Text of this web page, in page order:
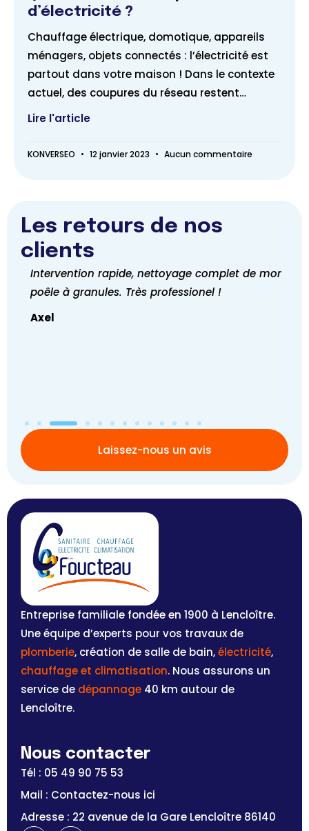
d’électricité ?
Chauffage électrique, domotique, appareils
ménagers, objets connectés : l’électricité est
partout dans votre maison ! Dans le contexte
actuel, des coupures du réseau restent
possibles
Lire l'article
KONVERSEO 12 janvier 2023 Aucun commentaire
Les retours de nos
clients
Intervention rapide, nettoyage complet de mon
poêle à granules. Très professionel !
Axel
Laissez-nous un avis
Entreprise familiale fondée en 1900 à Lencloître.
Une équipe d’experts pour vos travaux de
plomberie, création de salle de bain,électricité,
chauffage et climatisation. Nous assurons un
service de dépannage 40 km autour de
Lencloître.
Nous contacter
Tél : 05 49 90 75 53
Mail : Contactez-nous ici
Adresse : 22 avenue de la Gare Lencloître 86140